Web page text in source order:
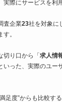
実際にサービスを利
査企業23社を対象に
。
切り口から「 求人情
いった、実際のユー
足度”からも比較す